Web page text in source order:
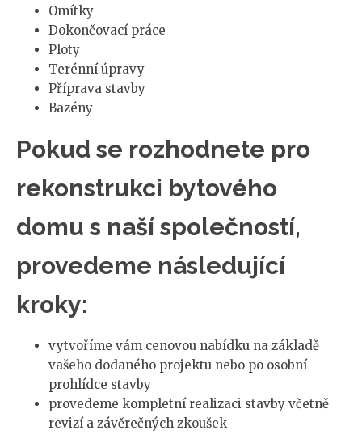
Omítky
Dokončovací práce
Ploty
Terénní úpravy
Příprava stavby
Bazény
Pokud se rozhodnete pro
rekonstrukci bytového
domu s naší společností,
provedeme následující
kroky:
vytvoříme vám cenovou nabídku na základě
vašeho dodaného projektu nebo po osobní
prohlídce stavby
provedeme kompletní realizaci stavby včetně
revizí a závěrečných zkoušek